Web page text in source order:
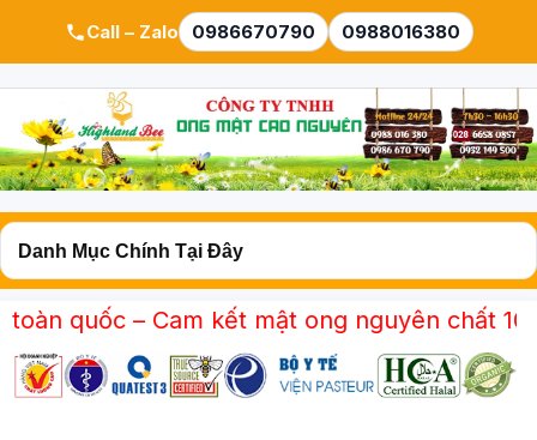
Call – Zalo 0986670790 0988016380
– Cam kết mật ong nguyên chất 100% –